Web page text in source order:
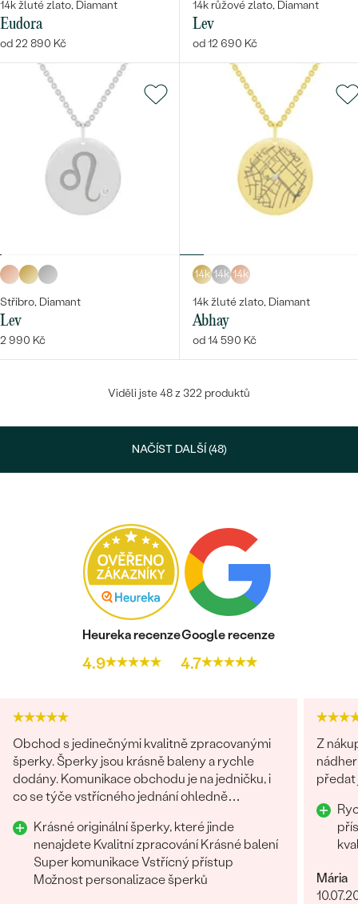
14k žluté zlato, Diamant
Eudora
od 22 890 Kč
14k růžové zlato, Diamant
Lev
od 12 690 Kč
Stříbro, Diamant
Lev
2 990 Kč
14k 14k 14k
14k žluté zlato, Diamant
Abhay
od 14 590 Kč
Viděli jste 48 z 322 produktů
NAČÍST DALŠÍ (48)
Heureka recenze
4.9
Google recenze
4.7
Obchod s jedinečnými kvalitně zpracovanými
šperky. Šperky jsou krásně baleny a rychle
dodány. Komunikace obchodu je na jedničku, i
co se týče vstřícného jednání ohledně
doporučuji
Krásné originální šperky, které jinde
nenajdete Kvalitní zpracování Krásné balení
Super komunikace Vstřícný přístup
Možnost personalizace šperků
Z
předat
Rychle
přístup
Mária